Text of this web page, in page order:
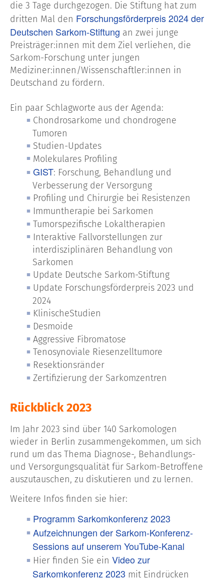
die 3 Tage durchgezogen. Die Stiftung hat zum
dritten Mal den Forschungsförderpreis 2024 der
Deutschen Sarkom-Stiftung an zwei junge
Preisträger:innen mit dem Ziel verliehen, die
Sarkom-Forschung unter jungen
Mediziner:innen/Wissenschaftler:innen in
Deutschand zu fördern.
Ein paar Schlagworte aus der Agenda:
Chondrosarkome und chondrogene
Tumoren
Studien-Updates
Molekulares Profiling
GIST: Forschung, Behandlung und
Verbesserung der Versorgung
Profiling und Chirurgie bei Resistenzen
Immuntherapie bei Sarkomen
Tumorspezifische Lokaltherapien
Interaktive Fallvorstellungen zur
interdisziplinären Behandlung von
Sarkomen
Update Deutsche Sarkom-Stiftung
Update Forschungsförderpreis 2023 und
2024
KlinischeStudien
Desmoide
Aggressive Fibromatose
Tenosynoviale Riesenzelltumore
Resektionsränder
Zertifizierung der Sarkomzentren
Rückblick 2023
Im Jahr 2023 sind über 140 Sarkomologen
wieder in Berlin zusammengekommen, um sich
rund um das Thema Diagnose-, Behandlungs-
und Versorgungsqualität für Sarkom-Betroffene
auszutauschen, zu diskutieren und zu lernen.
Weitere Infos finden sie hier:
Programm Sarkomkonferenz 2023
Aufzeichnungen der Sarkom-Konferenz-
Sessions auf unserem YouTube-Kanal
Hier finden Sie ein Video zur
Sarkomkonferenz 2023 mit Eindrücken